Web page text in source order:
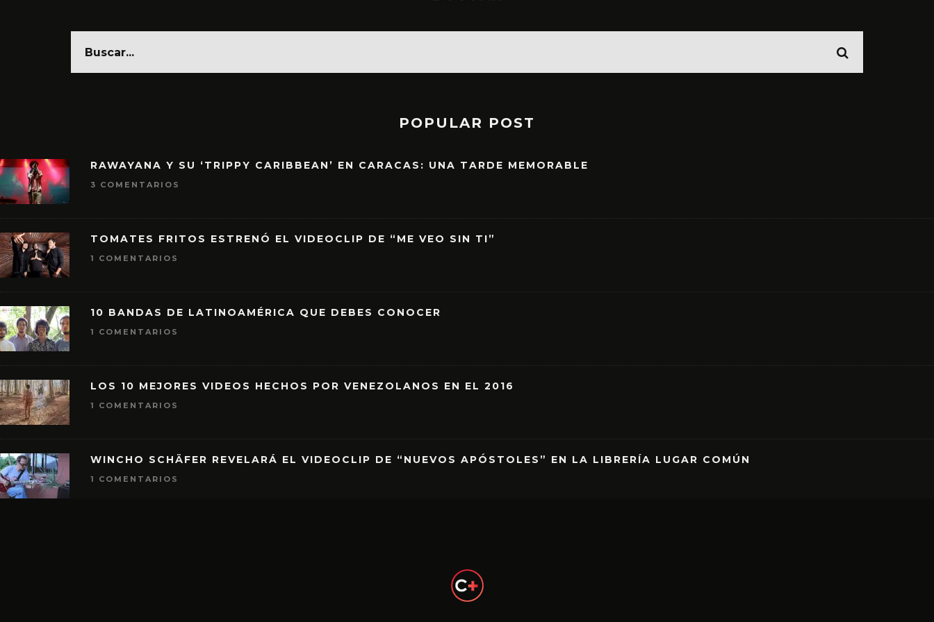
POPULAR POST
RAWAYANA Y SU ‘TRIPPY CARIBBEAN’ EN CARACAS: UNA TARDE MEMORABLE
3 COMENTARIOS
TOMATES FRITOS ESTRENÓ EL VIDEOCLIP DE “ME VEO SIN TI”
1 COMENTARIOS
10 BANDAS DE LATINOAMÉRICA QUE DEBES CONOCER
1 COMENTARIOS
LOS 10 MEJORES VIDEOS HECHOS POR VENEZOLANOS EN EL 2016
1 COMENTARIOS
WINCHO SCHÄFER REVELARÁ EL VIDEOCLIP DE “NUEVOS APÓSTOLES” EN LA LIBRERÍA LUGAR COMÚN
1 COMENTARIOS